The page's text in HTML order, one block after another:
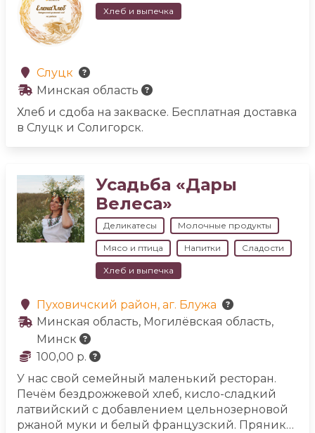
Хлеб и выпечка
Слуцк
Минская область
Хлеб и сдоба на закваске. Бесплатная доставка
в Слуцк и Солигорск.
Усадьба «Дары
Велеса»
Деликатесы Молочные продукты
Мясо и птица Напитки Сладости
Хлеб и выпечка
Пуховичский район, аг. Блужа
Минская область, Могилёвская область,
Минск
100,00 р.
У нас свой семейный маленький ресторан.
Печём бездрожжевой хлеб, кисло-сладкий
латвийский с добавлением цельнозерновой
ржаной муки и белый французский. Пряники